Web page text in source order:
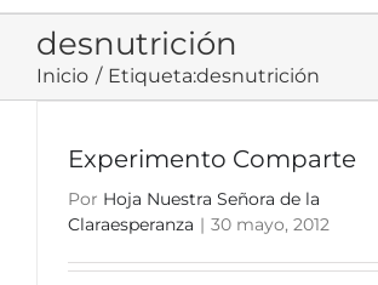
desnutrición
Inicio Etiqueta:desnutrición
Experimento Comparte
Por Hoja Nuestra Señora de la
Claraesperanza | 30 mayo, 2012